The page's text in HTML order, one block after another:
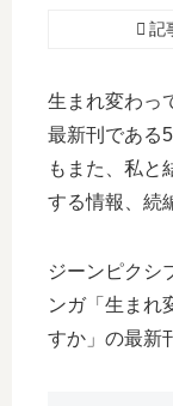
記
生まれ変わっ
最新刊である
もまた、私と
する情報、続
ジーンピクシ
ンガ「生まれ
すか」の最新